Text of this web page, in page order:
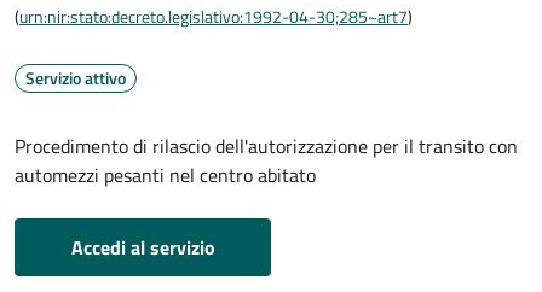
(urn:nir:stato:decreto.legislativo:1992-04-30;285~art7)
Servizio attivo
Procedimento di rilascio dell'autorizzazione per il transito con
automezzi pesanti nel centro abitato
Accedi al servizio